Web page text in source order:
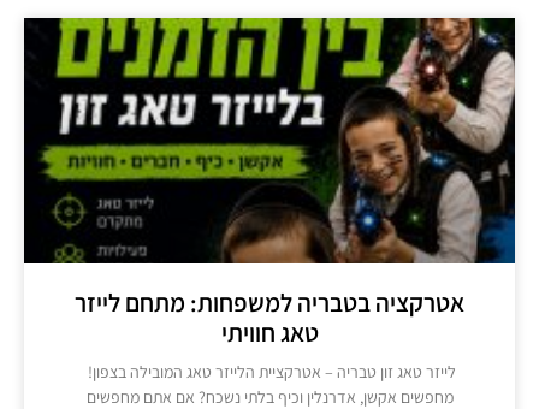
אטרקציה בטבריה למשפחות: מתחם לייזר
טאג חוויתי
​לייזר טאג זון טבריה – אטרקציית הלייזר טאג המובילה בצפון! ​
מחפשים אקשן, אדרנלין וכיף בלתי נשכח? אם אתם מחפשים